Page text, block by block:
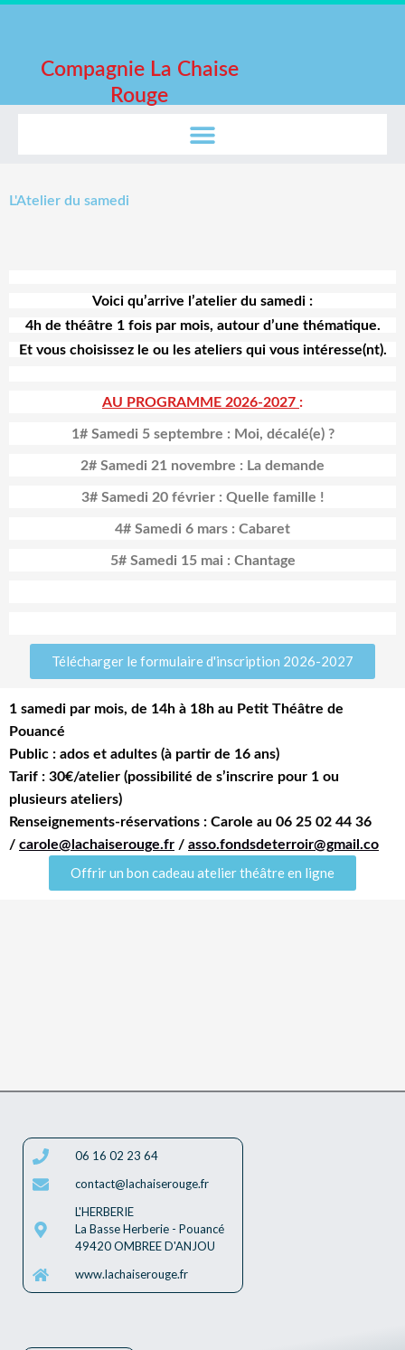
contenuCompagnie La Chaise
Rouge
L'Atelier du samedi
Voici qu’arrive l’atelier du samedi :
4h de théâtre 1 fois par mois, autour d’une thématique.
Et vous choisissez le ou les ateliers qui vous intéresse(nt).
AU PROGRAMME 2026-2027 :
1# Samedi 5 septembre : Moi, décalé(e) ?
2# Samedi 21 novembre : La demande
3# Samedi 20 février : Quelle famille !
4# Samedi 6 mars : Cabaret
5# Samedi 15 mai : Chantage
Télécharger le formulaire d'inscription 2026-2027
1 samedi par mois, de 14h à 18h au Petit Théâtre de
Pouancé
Public : ados et adultes (à partir de 16 ans)
Tarif : 30€/atelier (possibilité de s’inscrire pour 1 ou
plusieurs ateliers)
Renseignements-réservations : Carole au 06 25 02 44 36
/ carole@lachaiserouge.fr / asso.fondsdeterroir@gmail.co
Offrir un bon cadeau atelier théâtre en ligne
06 16 02 23 64
contact@lachaiserouge.fr
L'HERBERIE
La Basse Herberie - Pouancé
49420 OMBREE D'ANJOU
www.lachaiserouge.fr